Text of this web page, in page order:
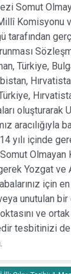
Somut
Komisyonu
tarafından
Türkiye,
oluşturarak
aracılığıyla
yılı içinde
Somut
gerek Yozgat
için
unutulan bir
ve
tesbitinizi